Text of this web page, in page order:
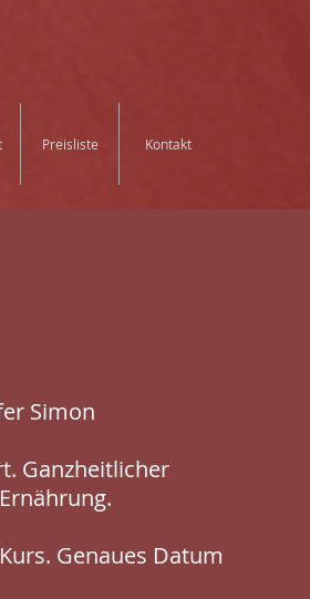
Preisliste Kontakt
Simon
Ganzheitlicher
Genaues Datum